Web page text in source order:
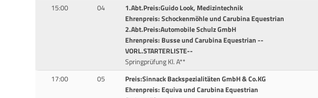
15:00 04
1.Abt.Preis:Guido Look, Medizintechnik
Ehrenpreis: Schockenmöhle und Carubina Equestrian
2.Abt.Preis:Automobile Schulz GmbH
Ehrenpreis: Busse und Carubina Equestrian --
VORL.STARTERLISTE--
Springprüfung Kl. A**
17:00 05
Preis:Sinnack Backspezialitäten GmbH & Co.KG
Ehrenpreis: Equiva und Carubina Equestrian